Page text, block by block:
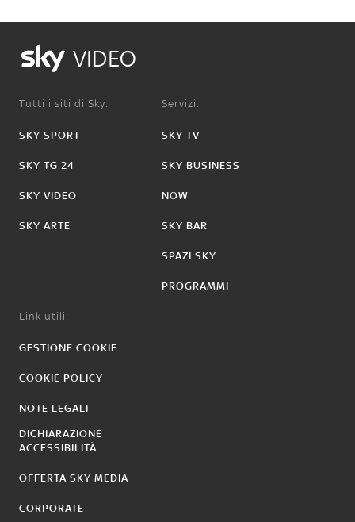
VIDEO
Tutti i siti di Sky:
SKY SPORT
SKY TG 24
SKY VIDEO
SKY ARTE
Servizi:
SKY TV
SKY BUSINESS
NOW
SKY BAR
SPAZI SKY
PROGRAMMI
Link utili:
GESTIONE COOKIE
COOKIE POLICY
NOTE LEGALI
DICHIARAZIONE
ACCESSIBILITÀ
OFFERTA SKY MEDIA
CORPORATE